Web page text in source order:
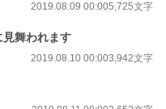
2019.08.09 00:005,725文字
舞われます
2019.08.10 00:003,942文字